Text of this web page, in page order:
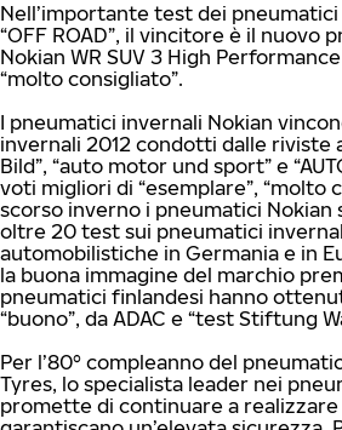
Nell’importante test dei pneumatici
“OFF ROAD”, il vincitore è il nuovo
Nokian WR SUV 3 High
“molto consigliato”.
I pneumatici invernali Nokian
invernali 2012 condotti dalle riviste
Bild”, “auto motor und sport” e
voti migliori di “esemplare”, “molto
scorso inverno i pneumatici
oltre 20 test sui pneumatici
automobilistiche in Germania e in
la buona immagine del marchio
pneumatici finlandesi hanno
“buono”, da ADAC e “test Stiftung
Per l’80° compleanno del
Tyres, lo specialista leader nei
promette di continuare a